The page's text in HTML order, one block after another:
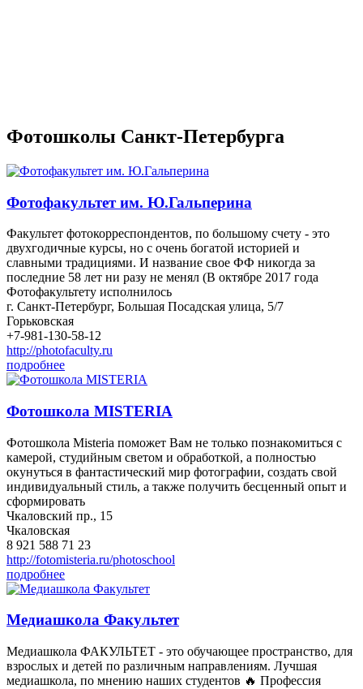
Фотошколы Санкт-Петербурга
Фотофакультет им. Ю.Гальперина
Факультет фотокорреспондентов, по большому счету - это
двухгодичные курсы, но с очень богатой историей и
славными традициями. И название свое ФФ никогда за
последние 58 лет ни разу не менял (В октябре 2017 года
Фотофакультету исполнилось
г. Санкт-Петербург, Большая Посадская улица, 5/7
Горьковская
+7-981-130-58-12
http://photofaculty.ru
подробнее
Фотошкола MISTERIA
Фотошкола Misteria поможет Вам не только познакомиться с
камерой, студийным светом и обработкой, а полностью
окунуться в фантастический мир фотографии, создать свой
индивидуальный стиль, а также получить бесценный опыт и
сформировать
Чкаловский пр., 15
Чкаловская
8 921 588 71 23
http://fotomisteria.ru/photoschool
подробнее
Медиашкола Факультет
Медиашкола ФАКУЛЬТЕТ - это обучающее пространство, для
взрослых и детей по различным направлениям. Лучшая
медиашкола, по мнению наших студентов 🔥 Профессия